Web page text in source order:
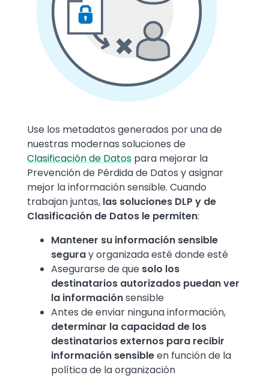
Text
Use los metadatos generados por una de
nuestras modernas soluciones de
Clasificación de Datos para mejorar la
Prevención de Pérdida de Datos y asignar
mejor la información sensible. Cuando
trabajan juntas, las soluciones DLP y de
Clasificación de Datos le permiten:
Mantener su información sensible
seguray organizada esté donde esté
Asegurarse de que solo los
destinatarios autorizados puedan ver
la informaciónsensible
Antes de enviar ninguna información,
determinar la capacidad de los
destinatarios externos para recibir
información sensibleen función de la
política de la organización